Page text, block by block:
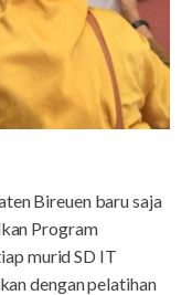
Bireuen baru saja
Program
murid SD IT
dengan pelatihan